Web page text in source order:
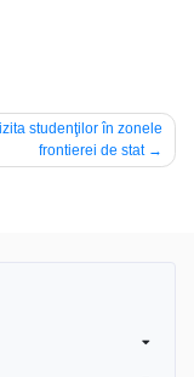
studenţilor în zonele
frontierei de stat